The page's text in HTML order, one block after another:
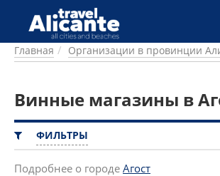
Перейти к основному содержанию
ГОРОДА
ПИТАНИЕ
ПЛЯЖИ
ДОСТОПРИМЕЧАТЕЛЬНОСТИ
КЕМПИНГ
Главная Организации в провинции
Винные магазины в
ФИЛЬТРЫ
Подробнее о городе Агост